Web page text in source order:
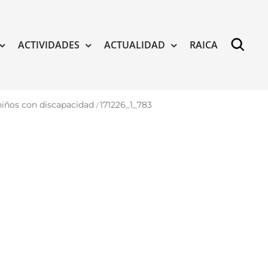
ACTIVIDADES ACTUALIDAD RAICA
con discapacidad 171226_1_783